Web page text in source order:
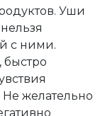
Уши
с ними.
быстро
желательно